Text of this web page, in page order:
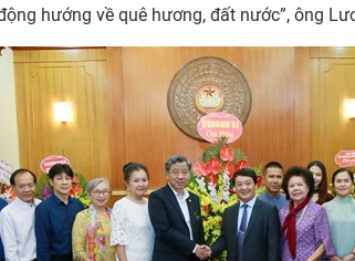
hướng về quê hương, đất nước”, ông